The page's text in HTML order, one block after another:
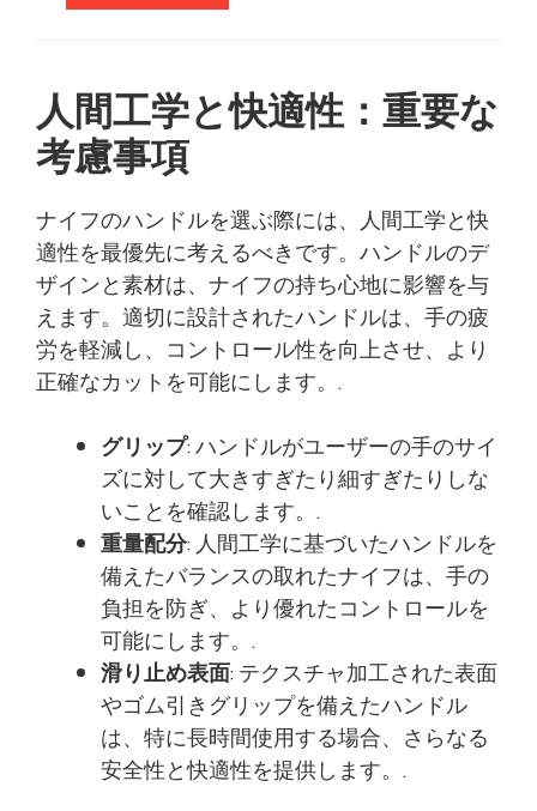
人間工学と快適性：重要な
考慮事項
ナイフのハンドルを選ぶ際には、人間工学と快
適性を最優先に考えるべきです。ハンドルのデ
ザインと素材は、ナイフの持ち心地に影響を与
えます。適切に設計されたハンドルは、手の疲
労を軽減し、コントロール性を向上させ、より
正確なカットを可能にします。.
グリップ: ハンドルがユーザーの手のサイ
ズに対して大きすぎたり細すぎたりしな
いことを確認します。.
重量配分: 人間工学に基づいたハンドルを
備えたバランスの取れたナイフは、手の
負担を防ぎ、より優れたコントロールを
可能にします。.
滑り止め表面: テクスチャ加工された表面
やゴム引きグリップを備えたハンドル
は、特に長時間使用する場合、さらなる
安全性と快適性を提供します。.